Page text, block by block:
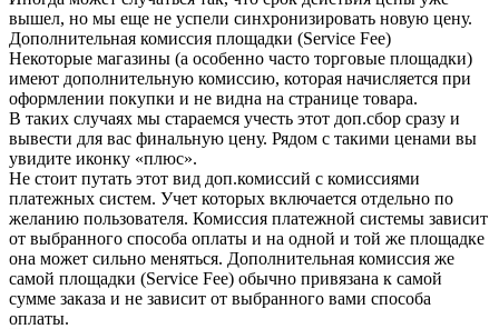
вышел, но мы еще не успели синхронизировать новую цену.
Дополнительная комиссия площадки (Service Fee)
Некоторые магазины (а особенно часто торговые площадки)
имеют дополнительную комиссию, которая начисляется при
оформлении покупки и не видна на странице товара.
В таких случаях мы стараемся учесть этот доп.сбор сразу и
вывести для вас финальную цену. Рядом с такими ценами вы
увидите иконку «плюс».
Не стоит путать этот вид доп.комиссий с комиссиями
платежных систем. Учет которых включается отдельно по
желанию пользователя. Комиссия платежной системы зависит
от выбранного способа оплаты и на одной и той же площадке
она может сильно меняться. Дополнительная комиссия же
самой площадки (Service Fee) обычно привязана к самой
сумме заказа и не зависит от выбранного вами способа
оплаты.